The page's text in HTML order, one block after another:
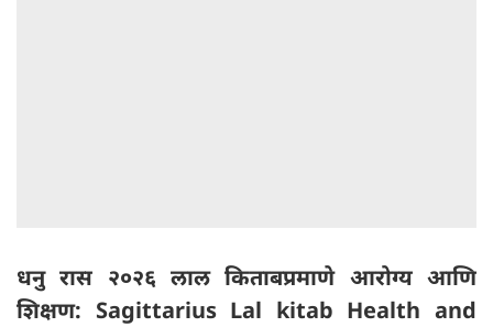
धनु रास २०२६ लाल किताबप्रमाणे आरोग्य आणि
शिक्षण: Sagittarius Lal kitab Health and